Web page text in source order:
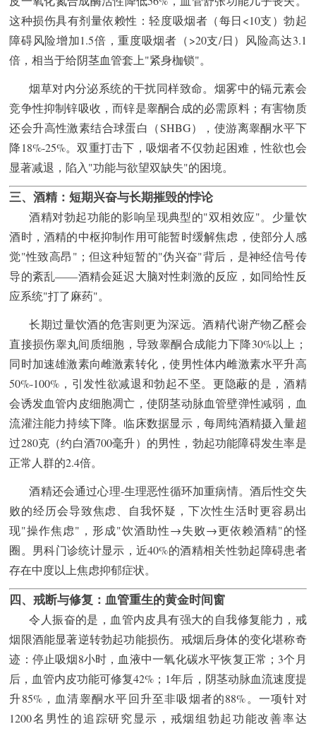
这种损伤具有剂量依赖性：轻度吸烟者（每日<10支）勃起
障碍风险增加1.5倍，重度吸烟者（>20支/日）风险高达3.1
倍，相当于给阴茎血管套上"紧身枷锁"。
烟草对内分泌系统的干扰同样致命。烟雾中的镉元素会
竞争性抑制锌吸收，而锌是睾酮合成的必需原料；有害物质
还会升高性激素结合球蛋白（SHBG），使游离睾酮水平下
降18%-25%。双重打击下，吸烟者不仅勃起困难，性欲也会
显著减退，陷入"功能与欲望双缺失"的困境。
三、酒精：短期兴奋与长期摧毁的悖论
酒精对勃起功能的影响呈现典型的"双相效应"。少量饮
酒时，酒精的中枢抑制作用可能暂时缓解焦虑，使部分人感
觉"性致高昂"；但这种短暂的"伪兴奋"背后，是神经信号传
导的紊乱——酒精会延迟大脑对性刺激的反应，如同给性反
应系统"打了麻药"。
长期过量饮酒的危害则更为深远。酒精代谢产物乙醛会
直接损伤睾丸间质细胞，导致睾酮合成能力下降30%以上；
同时加速雄激素向雌激素转化，使男性体内雌激素水平升高
50%-100%，引发性欲减退和勃起不坚。更隐蔽的是，酒精
会诱发血管内皮细胞凋亡，使阴茎动脉血管壁弹性减弱，血
流灌注能力持续下降。临床数据显示，每周纯酒精摄入量超
过280克（约白酒700毫升）的男性，勃起功能障碍发生率是
正常人群的2.4倍。
酒精还会通过心理-生理恶性循环加重病情。酒后性交失
败的经历会导致焦虑、自我怀疑，下次性生活时更容易出
现"操作焦虑"，形成"饮酒助性→失败→更依赖酒精"的怪
圈。男科门诊统计显示，近40%的酒精相关性勃起障碍患者
存在中度以上焦虑抑郁症状。
四、戒断与修复：血管重生的黄金时间窗
令人振奋的是，血管内皮具有强大的自我修复能力，戒
烟限酒能显著逆转勃起功能损伤。戒烟后身体的变化堪称奇
迹：停止吸烟8小时，血液中一氧化碳水平恢复正常；3个月
后，血管内皮功能可修复42%；1年后，阴茎动脉血流速度提
升85%，血清睾酮水平回升至非吸烟者的88%。一项针对
1200名男性的追踪研究显示，戒烟组勃起功能改善率达